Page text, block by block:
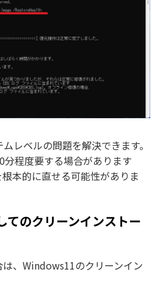
レベルの問題を解決できます。
程度要する場合があります
本的に直せる可能性がありま
てのクリーンインストー
、Windows11のクリーンイン